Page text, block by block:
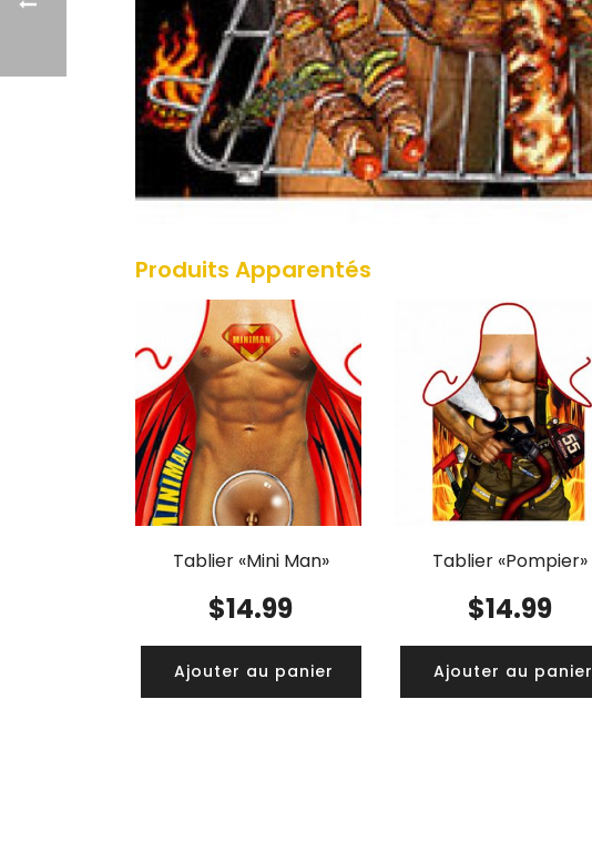
Produits Apparentés
Tablier «Mini Man»
$14.99
Ajouter au panier
Tablier «Pompier»
$14.99
Ajouter au panier